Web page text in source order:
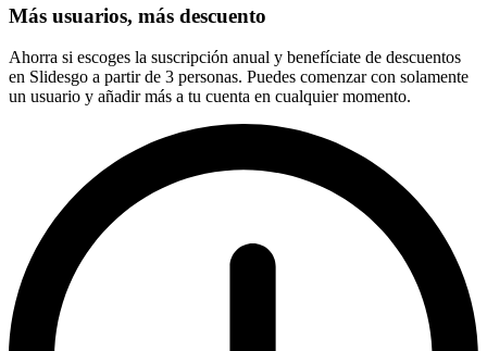
Más usuarios, más descuento
Ahorra si escoges la suscripción anual y benefíciate de descuentos
en Slidesgo a partir de 3 personas. Puedes comenzar con solamente
un usuario y añadir más a tu cuenta en cualquier momento.